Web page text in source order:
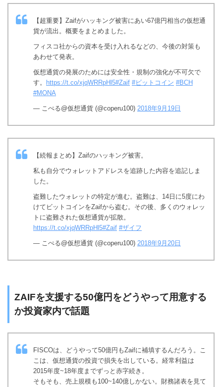
【超重要】Zaifがハッキング被害にあい67億円相当の仮想通
貨が流出。概要をまとめました。
フィスコ社からの資本を受け入れるなどの、今後の対策も
あわせて発表。
仮想通貨の発展のためには安全性・規制の強化が不可欠で
す。
https://t.co/xjqWRRpHl5#Zaif #ビットコイン #BCH
#MONA
— こぺる@仮想通貨 (@coperu100) 2018年9月19日
【続報まとめ】Zaifのハッキング被害。
私も自分でウォレットアドレスを追跡した内容を追記しま
した。
盗難したウォレットの特定が進む。盗難は、14日に5度にわ
けてビットコインをZaifから盗む。その後、多くのウォレッ
トに盗難された仮想通貨が拡散。
https://t.co/xjqWRRpHl5#Zaif #ザイフ
— こぺる@仮想通貨 (@coperu100) 2018年9月20日
ZAIFを支援する50億円をどうやって用意する
か投資家内で話題
FISCOは、どうやって50億円もZaifに補填するんだろう。こ
こは、仮想通貨の投資で損失を出している。経常利益は
2015年度~18年度までずっと赤字続き。
そもそも、売上規模も100~140億しかない。財務諸表を見て